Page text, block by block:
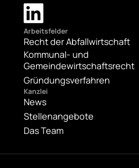
Arbeitsfelder
Recht der Abfallwirtschaft
Kommunal- und
Gemeindewirtschaftsrecht
Gründungsverfahren
Kanzlei
News
Stellenangebote
Das Team